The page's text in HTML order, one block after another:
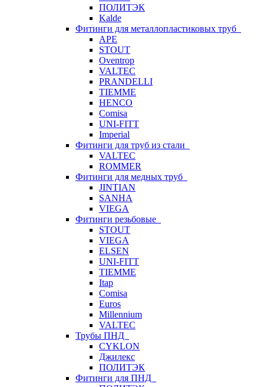
ПОЛИТЭК
Kalde
Фитинги для металлопластиковых труб
APE
STOUT
Oventrop
VALTEC
PRANDELLI
TIEMME
HENCO
Comisa
UNI-FITT
Imperial
Фитинги для труб из стали
VALTEC
ROMMER
Фитинги для медных труб
JINTIAN
SANHA
VIEGA
Фитинги резьбовые
STOUT
VIEGA
ELSEN
UNI-FITT
TIEMME
Itap
Comisa
Euros
Millennium
VALTEC
Трубы ПНД
CYKLON
Джилекс
ПОЛИТЭК
Фитинги для ПНД